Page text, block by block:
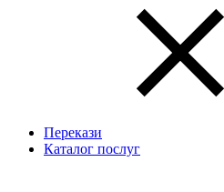
Перекази
Каталог послуг